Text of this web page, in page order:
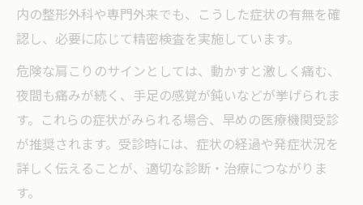
内の整形外科や専門外来でも、こうした症状の有無を確
認し、必要に応じて精密検査を実施しています。
危険な肩こりのサインとしては、動かすと激しく痛む、
夜間も痛みが続く、手足の感覚が鈍いなどが挙げられま
す。これらの症状がみられる場合、早めの医療機関受診
が推奨されます。受診時には、症状の経過や発症状況を
詳しく伝えることが、適切な診断・治療につながりま
す。